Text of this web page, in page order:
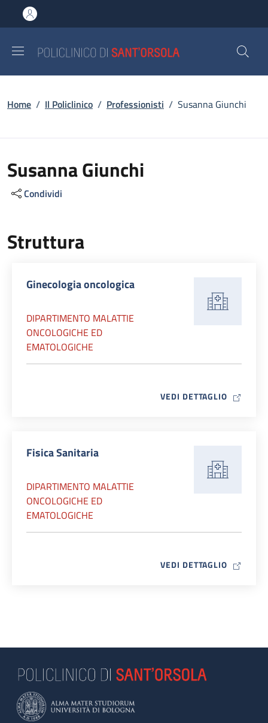
al contenuto principale
to footer content
Briciole di pane
Home / Il Policlinico / Professionisti / Susanna Giunchi
Susanna Giunchi
Condividi
Struttura
Ginecologia oncologica
DIPARTIMENTO MALATTIE
ONCOLOGICHE ED
EMATOLOGICHE
VEDI DETTAGLIO MAP ICON
Fisica Sanitaria
DIPARTIMENTO MALATTIE
ONCOLOGICHE ED
EMATOLOGICHE
VEDI DETTAGLIO MAP ICON